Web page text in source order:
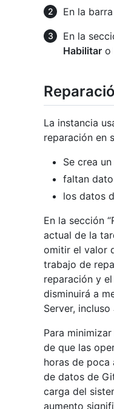
En la
En la
Habilitar o
La instancia
reparación en
Se crea
faltan
los datos
En la sección
actual de la
omitir el valor
trabajo de
reparación y
disminuirá a
Server,
Para
de que las
horas de poca
de datos de
carga del
aumento